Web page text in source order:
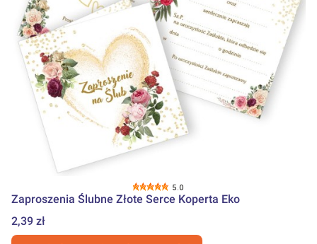
5.0
Zaproszenia Ślubne Złote Serce Koperta Eko
Cena
2,39 zł